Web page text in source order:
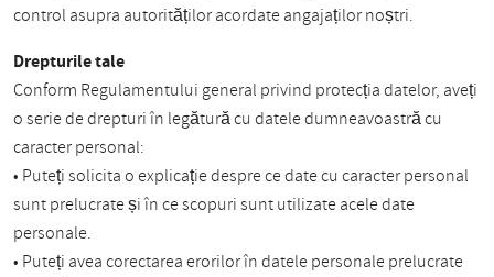
control asupra autorităților acordate angajaților noștri.
Drepturile tale
Conform Regulamentului general privind protecția datelor, aveți
o serie de drepturi în legătură cu datele dumneavoastră cu
caracter personal:
• Puteți solicita o explicație despre ce date cu caracter personal
sunt prelucrate și în ce scopuri sunt utilizate acele date
personale.
• Puteți avea corectarea erorilor în datele personale prelucrate